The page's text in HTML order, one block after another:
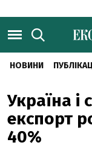
НОВИНИ
Україна і
експорт
40%